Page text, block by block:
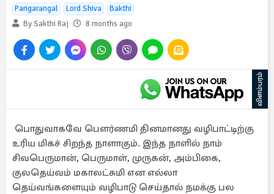
Parigarangal Lord Shiva
Bakthi
By Sakthi Raj
8 months ago
விளம்பரம்
பொதுவாகவே பௌர்ணமி தினமானது வழிபாட்டிற்கு
உரிய மிகச் சிறந்த நாளாகும். இந்த நாளில் நாம்
சிவபெருமான், பெருமாள், முருகன், அம்பிகை,
குலதெய்வம் மகாலட்சுமி என எல்லா
தெய்வங்களையும் வழிபாடு செய்தால் நமக்கு பல